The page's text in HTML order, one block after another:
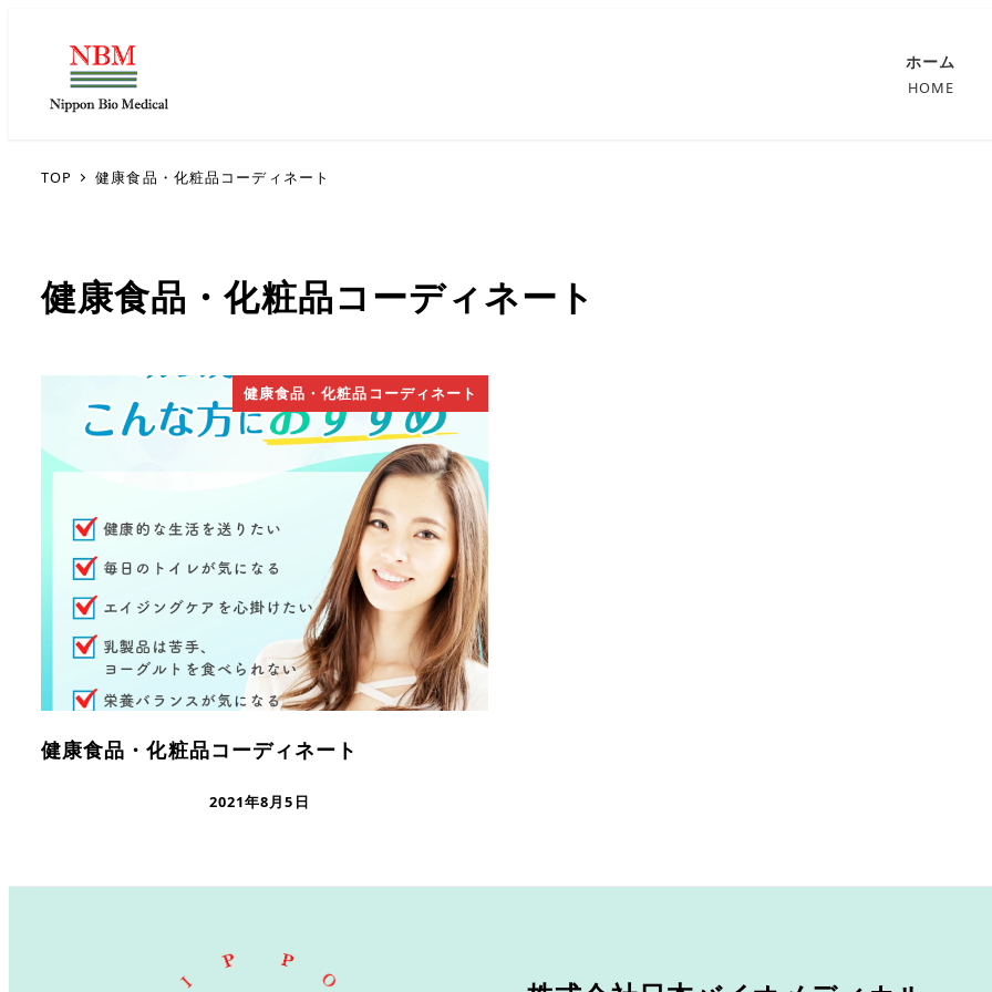
ホーム
HOME
TOP 健康食品・化粧品コーディネート
健康食品・化粧品コーディネート
健康食品・化粧品コーディネート
健康食品・化粧品コーディネート
2021年8月5日